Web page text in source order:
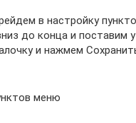
в настройку
до конца и поставим
и нажмем
меню